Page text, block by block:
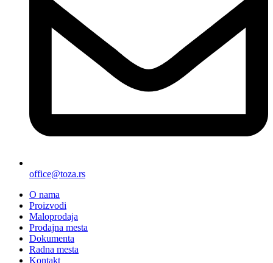
office@toza.rs
O nama
Proizvodi
Maloprodaja
Prodajna mesta
Dokumenta
Radna mesta
Kontakt